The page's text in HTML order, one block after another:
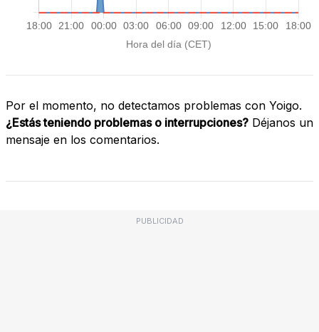
Por el momento, no detectamos problemas con Yoigo.
¿Estás teniendo problemas o interrupciones? Déjanos un
mensaje en los comentarios.
PUBLICIDAD